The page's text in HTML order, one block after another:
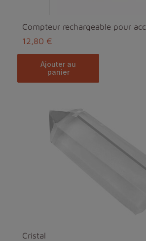
Compteur rechargeable pour
12,80 €
ajouter au
panier
Cristal